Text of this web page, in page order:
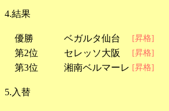
4.結果
優勝 ベガルタ仙台 [昇格]
第2位 セレッソ大阪 [昇格]
第3位 湘南ベルマーレ [昇格]
5.入替